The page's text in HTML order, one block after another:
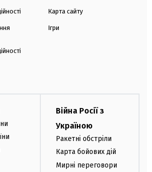
Карта сайту
Ігри
Війна Росії з
Україною
Ракетні обстріли
Карта бойових дій
Мирні переговори